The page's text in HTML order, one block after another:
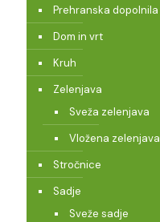
Prehranska dopolnila
Dom in vrt
Kruh
Zelenjava
Sveža zelenjava
Vložena zelenjava
Stročnice
Sadje
Sveže sadje